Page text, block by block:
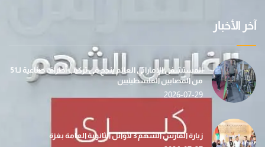
آخر الأخبار
المستشفى الإماراتي العائم ينجح في تركيب أطراف صناعية لـ51
من المصابين الفلسطينيين
2026-07-29
زيارة الفارس الشهم 3 لأوائل الثانوية العامة بغزة